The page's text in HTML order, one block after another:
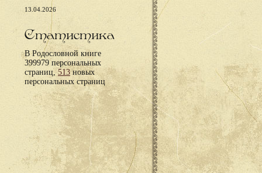
13.04.2026
Статистика
В Родословной книге
399979 персональных
страниц,513новых
персональных страниц